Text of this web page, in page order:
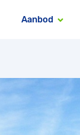
Aanbod